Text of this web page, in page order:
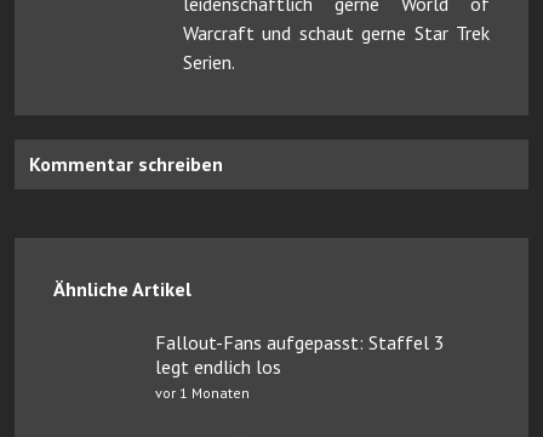
Warcraft und schaut gerne Star Trek
Serien.
Kommentar schreiben
Ähnliche Artikel
Fallout-Fans aufgepasst: Staffel 3
legt endlich los
vor 1 Monaten